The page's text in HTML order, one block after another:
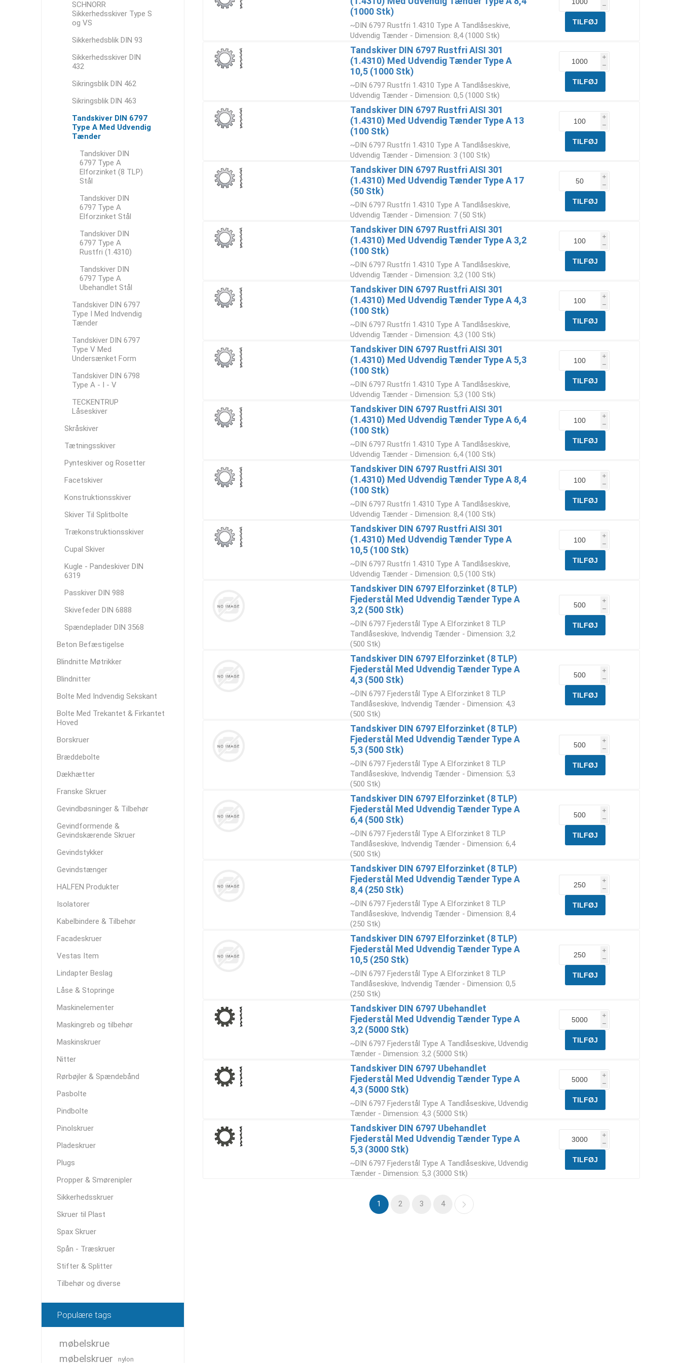
(1000 Stk)
~DIN 6797 Rustfri 1.4310 Type A Tandlåseskive,
Udvendig Tænder - Dimension: 8,4 (1000 Stk)
h
Tandskiver DIN 6797 Rustfri AISI 301
(1.4310) Med Udvendig Tænder Type A
10,5 (1000 Stk)
~DIN 6797 Rustfri 1.4310 Type A Tandlåseskive,
Udvendig Tænder - Dimension: 0,5 (1000 Stk)
i
h
Tandskiver DIN 6797 Rustfri AISI 301
(1.4310) Med Udvendig Tænder Type A 13
(100 Stk)
~DIN 6797 Rustfri 1.4310 Type A Tandlåseskive,
Udvendig Tænder - Dimension: 3 (100 Stk)
i
h
Tandskiver DIN 6797 Rustfri AISI 301
(1.4310) Med Udvendig Tænder Type A 17
(50 Stk)
~DIN 6797 Rustfri 1.4310 Type A Tandlåseskive,
Udvendig Tænder - Dimension: 7 (50 Stk)
i
h
Tandskiver DIN 6797 Rustfri AISI 301
(1.4310) Med Udvendig Tænder Type A 3,2
(100 Stk)
~DIN 6797 Rustfri 1.4310 Type A Tandlåseskive,
Udvendig Tænder - Dimension: 3,2 (100 Stk)
i
h
Tandskiver DIN 6797 Rustfri AISI 301
(1.4310) Med Udvendig Tænder Type A 4,3
(100 Stk)
~DIN 6797 Rustfri 1.4310 Type A Tandlåseskive,
Udvendig Tænder - Dimension: 4,3 (100 Stk)
i
h
Tandskiver DIN 6797 Rustfri AISI 301
(1.4310) Med Udvendig Tænder Type A 5,3
(100 Stk)
~DIN 6797 Rustfri 1.4310 Type A Tandlåseskive,
Udvendig Tænder - Dimension: 5,3 (100 Stk)
i
h
Tandskiver DIN 6797 Rustfri AISI 301
(1.4310) Med Udvendig Tænder Type A 6,4
(100 Stk)
~DIN 6797 Rustfri 1.4310 Type A Tandlåseskive,
Udvendig Tænder - Dimension: 6,4 (100 Stk)
i
h
Tandskiver DIN 6797 Rustfri AISI 301
(1.4310) Med Udvendig Tænder Type A 8,4
(100 Stk)
~DIN 6797 Rustfri 1.4310 Type A Tandlåseskive,
Udvendig Tænder - Dimension: 8,4 (100 Stk)
i
h
Tandskiver DIN 6797 Rustfri AISI 301
(1.4310) Med Udvendig Tænder Type A
10,5 (100 Stk)
~DIN 6797 Rustfri 1.4310 Type A Tandlåseskive,
Udvendig Tænder - Dimension: 0,5 (100 Stk)
i
h
Tandskiver DIN 6797 Elforzinket (8 TLP)
Fjederstål Med Udvendig Tænder Type A
3,2 (500 Stk)
~DIN 6797 Fjederstål Type A Elforzinket 8 TLP
Tandlåseskive, Indvendig Tænder - Dimension: 3,2
(500 Stk)
i
h
Tandskiver DIN 6797 Elforzinket (8 TLP)
Fjederstål Med Udvendig Tænder Type A
4,3 (500 Stk)
~DIN 6797 Fjederstål Type A Elforzinket 8 TLP
Tandlåseskive, Indvendig Tænder - Dimension: 4,3
(500 Stk)
i
h
Tandskiver DIN 6797 Elforzinket (8 TLP)
Fjederstål Med Udvendig Tænder Type A
5,3 (500 Stk)
~DIN 6797 Fjederstål Type A Elforzinket 8 TLP
Tandlåseskive, Indvendig Tænder - Dimension: 5,3
(500 Stk)
i
h
Tandskiver DIN 6797 Elforzinket (8 TLP)
Fjederstål Med Udvendig Tænder Type A
6,4 (500 Stk)
~DIN 6797 Fjederstål Type A Elforzinket 8 TLP
Tandlåseskive, Indvendig Tænder - Dimension: 6,4
(500 Stk)
i
h
Tandskiver DIN 6797 Elforzinket (8 TLP)
Fjederstål Med Udvendig Tænder Type A
8,4 (250 Stk)
~DIN 6797 Fjederstål Type A Elforzinket 8 TLP
Tandlåseskive, Indvendig Tænder - Dimension: 8,4
(250 Stk)
i
h
Tandskiver DIN 6797 Elforzinket (8 TLP)
Fjederstål Med Udvendig Tænder Type A
10,5 (250 Stk)
~DIN 6797 Fjederstål Type A Elforzinket 8 TLP
Tandlåseskive, Indvendig Tænder - Dimension: 0,5
(250 Stk)
i
h
Tandskiver DIN 6797 Ubehandlet
Fjederstål Med Udvendig Tænder Type A
3,2 (5000 Stk)
~DIN 6797 Fjederstål Type A Tandlåseskive, Udvendig
Tænder - Dimension: 3,2 (5000 Stk)
i
h
Tandskiver DIN 6797 Ubehandlet
Fjederstål Med Udvendig Tænder Type A
4,3 (5000 Stk)
~DIN 6797 Fjederstål Type A Tandlåseskive, Udvendig
Tænder - Dimension: 4,3 (5000 Stk)
i
h
Tandskiver DIN 6797 Ubehandlet
Fjederstål Med Udvendig Tænder Type A
5,3 (3000 Stk)
~DIN 6797 Fjederstål Type A Tandlåseskive, Udvendig
Tænder - Dimension: 5,3 (3000 Stk)
i
h
1 2 3 4
SCHNORR
Sikkerhedsskiver Type S
og VS
Sikkerhedsblik DIN 93
Sikkerhedsskiver DIN
432
Sikringsblik DIN 462
Sikringsblik DIN 463
Tandskiver DIN 6797
Type A Med Udvendig
Tænder
Tandskiver DIN
6797 Type A
Elforzinket (8 TLP)
Stål
Tandskiver DIN
6797 Type A
Elforzinket Stål
Tandskiver DIN
6797 Type A
Rustfri (1.4310)
Tandskiver DIN
6797 Type A
Ubehandlet Stål
Tandskiver DIN 6797
Type I Med Indvendig
Tænder
Tandskiver DIN 6797
Type V Med
Undersænket Form
Tandskiver DIN 6798
Type A - I - V
TECKENTRUP
Låseskiver
Skråskiver
Tætningsskiver
Pynteskiver og Rosetter
Facetskiver
Konstruktionsskiver
Skiver Til Splitbolte
Trækonstruktionsskiver
Cupal Skiver
Kugle - Pandeskiver DIN
6319
Passkiver DIN 988
Skivefeder DIN 6888
Spændeplader DIN 3568
Beton Befæstigelse
Blindnitte Møtrikker
Blindnitter
Bolte Med Indvendig Sekskant
Bolte Med Trekantet & Firkantet
Hoved
Borskruer
Bræddebolte
Dækhætter
Franske Skruer
Gevindbøsninger & Tilbehør
Gevindformende &
Gevindskærende Skruer
Gevindstykker
Gevindstænger
HALFEN Produkter
Isolatorer
Kabelbindere & Tilbehør
Facadeskruer
Vestas Item
Lindapter Beslag
Låse & Stopringe
Maskinelementer
Maskingreb og tilbehør
Maskinskruer
Nitter
Rørbøjler & Spændebånd
Pasbolte
Pindbolte
Pinolskruer
Pladeskruer
Plugs
Propper & Smørenipler
Sikkerhedsskruer
Skruer til Plast
Spax Skruer
Spån - Træskruer
Stifter & Splitter
Tilbehør og diverse
Populære tags
møbelskrue
møbelskruer
nylon